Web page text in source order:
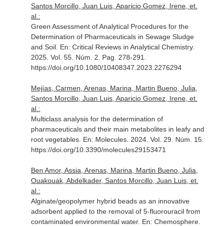
Santos Morcillo, Juan Luis, Aparicio Gomez, Irene, et.
al.:
Green Assessment of Analytical Procedures for the
Determination of Pharmaceuticals in Sewage Sludge
and Soil. En: Critical Reviews in Analytical Chemistry.
2025. Vol. 55. Núm. 2. Pag. 278-291.
https://doi.org/10.1080/10408347.2023.2276294
Mejías, Carmen, Arenas, Marina, Martin Bueno, Julia,
Santos Morcillo, Juan Luis, Aparicio Gomez, Irene, et.
al.:
Multiclass analysis for the determination of
pharmaceuticals and their main metabolites in leafy and
root vegetables. En: Molecules. 2024. Vol. 29. Núm. 15.
https://doi.org/10.3390/molecules29153471
Ben Amor, Assia, Arenas, Marina, Martin Bueno, Julia,
Ouakouak, Abdelkader, Santos Morcillo, Juan Luis, et.
al.:
Alginate/geopolymer hybrid beads as an innovative
adsorbent applied to the removal of 5-fluorouracil from
contaminated environmental water. En: Chemosphere.